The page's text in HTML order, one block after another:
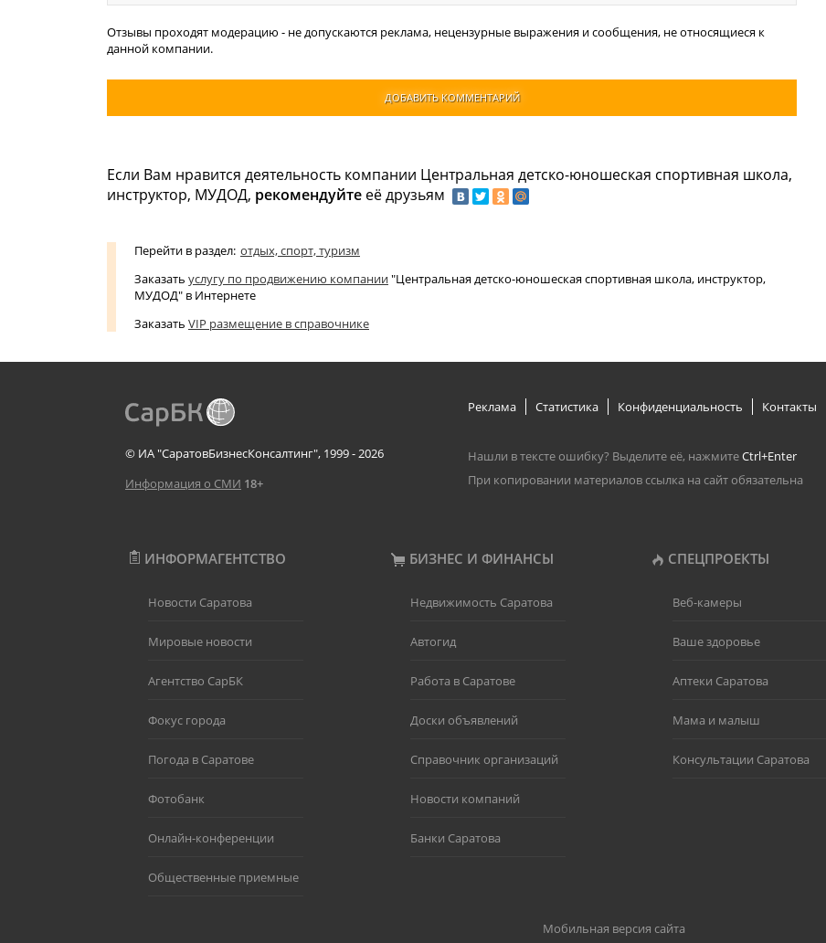
Отзывы проходят модерацию - не допускаются реклама, нецензурные выражения и сообщения, не относящиеся к
данной компании.
ДОБАВИТЬ КОММЕНТАРИЙ
Если Вам нравится деятельность компании Центральная детско-юношеская спортивная школа,
инструктор, МУДОД, рекомендуйте её друзьям
Перейти в раздел: отдых, спорт, туризм
Заказать услугу по продвижению компании"Центральная детско-юношеская спортивная школа, инструктор,
МУДОД" в Интернете
Заказать VIP размещение в справочнике
© ИА "СаратовБизнесКонсалтинг", 1999 - 2026
Информация о СМИ 18+
Реклама Статистика Конфиденциальность Контакты
Нашли в тексте ошибку? Выделите её, нажмитеCtrl+Enter
При копировании материалов ссылка на сайт обязательна
ИНФОРМАГЕНТСТВО БИЗНЕС И ФИНАНСЫ СПЕЦПРОЕКТЫ
Новости Саратова
Мировые новости
Агентство СарБК
Фокус города
Погода в Саратове
Фотобанк
Онлайн-конференции
Общественные приемные
Недвижимость Саратова
Автогид
Работа в Саратове
Доски объявлений
Справочник организаций
Новости компаний
Банки Саратова
Веб-камеры
Ваше здоровье
Аптеки Саратова
Мама и малыш
Консультации Саратова
Мобильная версия сайта